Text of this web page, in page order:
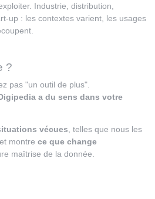
Industrie, distribution,
up : les contextes varient, les usages
?
pas "un outil de plus".
a du sens dans votre
vécues , telles que nous les
montre ce que change
maîtrise de la donnée.